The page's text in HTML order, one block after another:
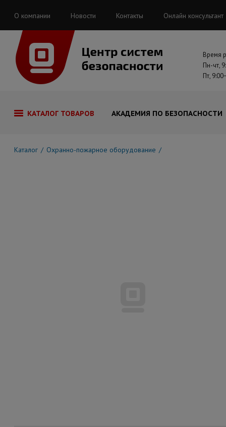
О компании Новости Контакты Онлайн консультант
Время
Пн-чт,
Пт,
КАТАЛОГ ТОВАРОВ АКАДЕМИЯ ПО БЕЗОПАСНОСТИ
Каталог Охранно-пожарное оборудование